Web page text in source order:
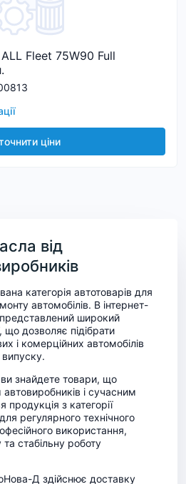
Fleet 75W90 Full
ціни
від
категорія автотоварів для
автомобілів. В інтернет-
широкий
що дозволяє підібрати
і комерційних автомобілів
випуску.
знайдете товари, що
і сучасним
продукція з категорії
регулярного технічного
використання,
стабільну роботу
Д здійснює доставку